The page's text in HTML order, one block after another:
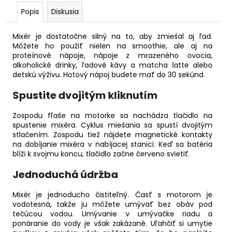
Popis Diskusia
Mixér je dostatočne silný na to, aby zmiešal aj ľad.
Môžete ho použiť nielen na smoothie, ale aj na
proteínové nápoje, nápoje z mrazeného ovocia,
alkoholické drinky, ľadové kávy a matcha latte alebo
detskú výživu. Hotový nápoj budete mať do 30 sekúnd.
Spustite dvojitým kliknutím
Zospodu fľaše na motorke sa nachádza tlačidlo na
spustenie mixéra. Cyklus miešania sa spustí dvojitým
stlačením. Zospodu tiež nájdete magnetické kontakty
na dobíjanie mixéra v nabíjacej stanici. Keď sa batéria
blíži k svojmu koncu, tlačidlo začne červeno svietiť.
Jednoduchá údržba
Mixér je jednoducho čistiteľný. Časť s motorom je
vodotesná, takže ju môžete umývať bez obáv pod
tečúcou vodou. Umývanie v umývačke riadu a
ponáranie do vody je však zakázané. Uľahčiť si umytie